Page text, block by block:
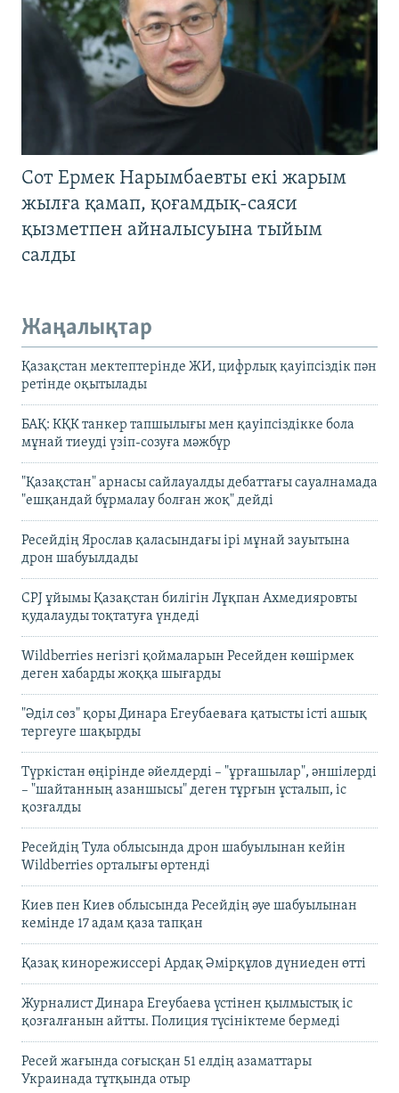
Сот Ермек Нарымбаевты екі жарым
жылға қамап, қоғамдық-саяси
қызметпен айналысуына тыйым
салды
Жаңалықтар
Қазақстан мектептерінде ЖИ, цифрлық қауіпсіздік пән
ретінде оқытылады
БАҚ: КҚК танкер тапшылығы мен қауіпсіздікке бола
мұнай тиеуді үзіп-созуға мәжбүр
"Қазақстан" арнасы сайлауалды дебаттағы сауалнамада
"ешқандай бұрмалау болған жоқ" дейді
Ресейдің Ярослав қаласындағы ірі мұнай зауытына
дрон шабуылдады
CPJ ұйымы Қазақстан билігін Лұқпан Ахмедияровты
қудалауды тоқтатуға үндеді
Wildberries негізгі қоймаларын Ресейден көшірмек
деген хабарды жоққа шығарды
"Әділ сөз" қоры Динара Егеубаеваға қатысты істі ашық
тергеуге шақырды
Түркістан өңірінде әйелдерді – "ұрғашылар", әншілерді
– "шайтанның азаншысы" деген тұрғын ұсталып, іс
қозғалды
Ресейдің Тула облысында дрон шабуылынан кейін
Wildberries орталығы өртенді
Киев пен Киев облысында Ресейдің әуе шабуылынан
кемінде 17 адам қаза тапқан
Қазақ кинорежиссері Ардақ Әмірқұлов дүниеден өтті
Журналист Динара Егеубаева үстінен қылмыстық іс
қозғалғанын айтты. Полиция түсініктеме бермеді
Ресей жағында соғысқан 51 елдің азаматтары
Украинада тұтқында отыр